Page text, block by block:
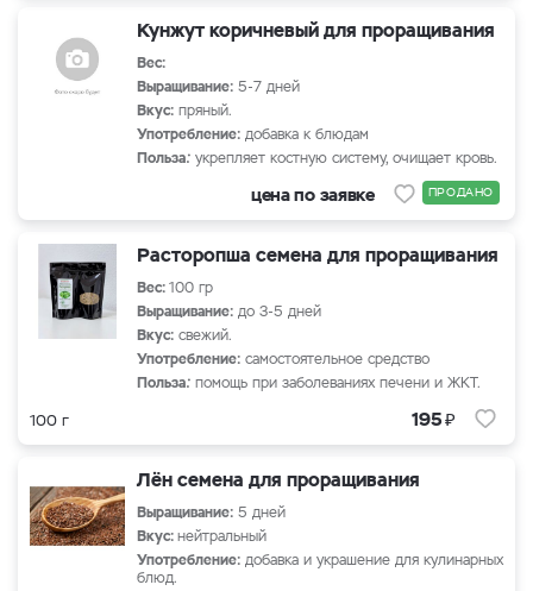
Кунжут коричневый для проращивания
Вес:
Выращивание: 5-7 дней
Вкус: пряный.
Употребление: добавка к блюдам
Польза: укрепляет костную систему, очищает кровь.
цена по заявке ПРОДАНО
Расторопша семена для проращивания
Вес:100 гр
Выращивание: до 3-5 дней
Вкус: свежий.
Употребление: самостоятельное средство
Польза: помощь при заболеваниях печени и ЖКТ.
100 г 195₽
Лён семена для проращивания
Выращивание: 5 дней
Вкус:нейтральный
Употребление: добавка и украшение для кулинарных
блюд.